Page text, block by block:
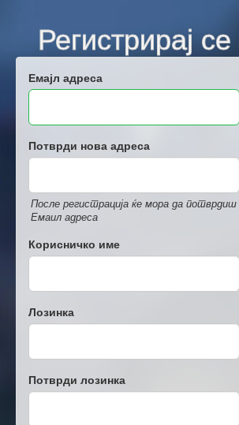
Регистрирај се
Емајл адреса
Потврди нова адреса
После регистрација ќе мора да потврдиш
Емаил адреса
Корисничко име
Лозинка
Потврди лозинка